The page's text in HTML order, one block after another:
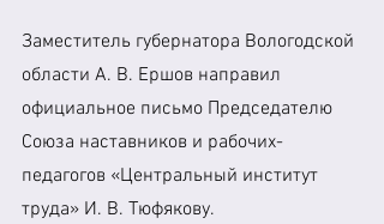
Заместитель губернатора Вологодской
области А. В. Ершов направил
официальное письмо Председателю
Союза наставников и рабочих-
педагогов «Центральный институт
труда» И. В. Тюфякову.